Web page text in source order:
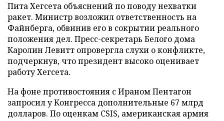
Пита Хегсета объяснений по поводу нехватки
ракет. Министр возложил ответственность на
Файнберга, обвинив его в сокрытии реального
положения дел. Пресс-секретарь Белого дома
Каролин Левитт опровергла слухи о конфликте,
подчеркнув, что президент высоко оценивает
работу Хегсета.
На фоне противостояния с Ираном Пентагон
запросил у Конгресса дополнительные 67 млрд
долларов. По оценкам CSIS, американская армия